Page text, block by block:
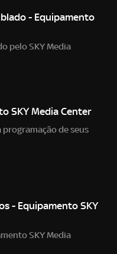
- Equipamento
pelo SKY Media
SKY Media Center
de seus
- Equipamento SKY
SKY Media